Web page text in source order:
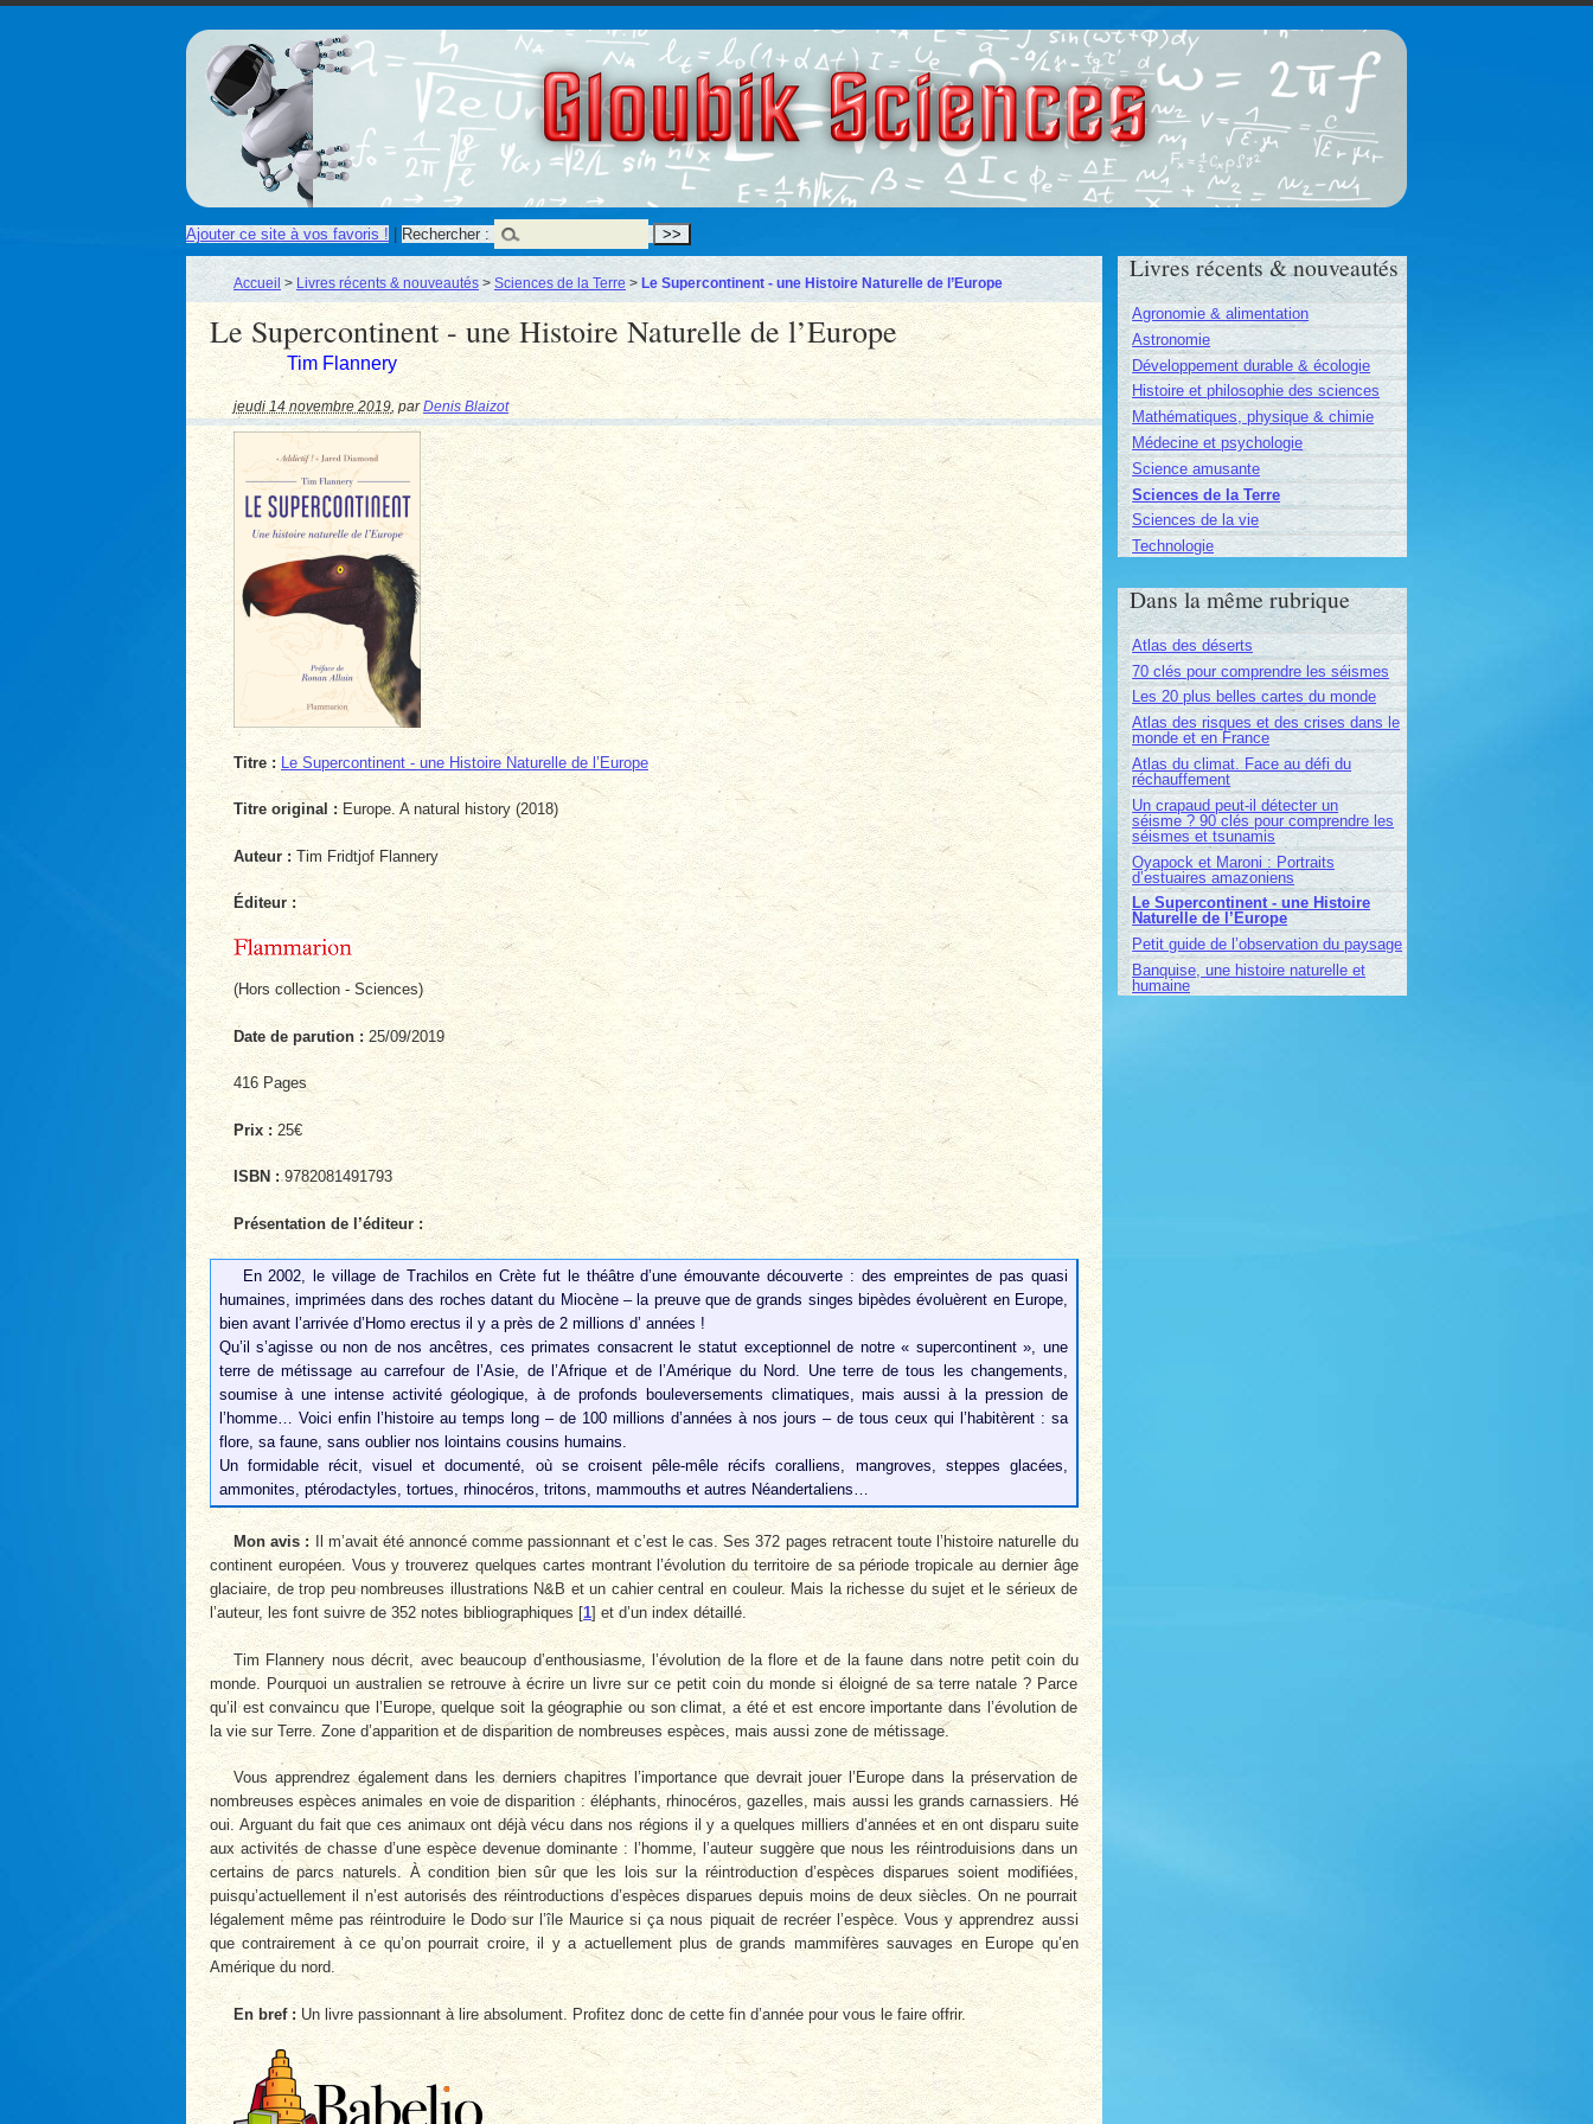
Gloubik Sciences
Ajouter ce site à vos favoris ! | Rechercher :
Accueil > Livres récents & nouveautés > Sciences de la Terre > Le Supercontinent - une Histoire Naturelle de l’Europe
Le Supercontinent - une Histoire Naturelle de l’Europe
Tim Flannery
jeudi 14 novembre 2019 parDenis Blaizot
Titre : Le Supercontinent - une Histoire Naturelle de l’Europe
Titre original :Europe. A natural history (2018)
Auteur : Tim Fridtjof Flannery
Éditeur :
(Hors collection - Sciences)
Date de parution : 25/09/2019
416 Pages
Prix : 25€
ISBN :9782081491793
Présentation de l’éditeur :
En 2002, le village de Trachilos en Crète fut le théâtre d’une émouvante découverte : des empreintes de pas quasi
humaines, imprimées dans des roches datant du Miocène – la preuve que de grands singes bipèdes évoluèrent en Europe,
bien avant l’arrivée d’Homo erectus il y a près de 2 millions d’ années !
Qu’il s’agisse ou non de nos ancêtres, ces primates consacrent le statut exceptionnel de notre « supercontinent », une
terre de métissage au carrefour de l’Asie, de l’Afrique et de l’Amérique du Nord. Une terre de tous les changements,
soumise à une intense activité géologique, à de profonds bouleversements climatiques, mais aussi à la pression de
l’homme… Voici enfin l’histoire au temps long – de 100 millions d’années à nos jours – de tous ceux qui l’habitèrent : sa
flore, sa faune, sans oublier nos lointains cousins humains.
Un formidable récit, visuel et documenté, où se croisent pêle-mêle récifs coralliens, mangroves, steppes glacées,
ammonites, ptérodactyles, tortues, rhinocéros, tritons, mammouths et autres Néandertaliens…
Mon avis :Il m’avait été annoncé comme passionnant et c’est le cas. Ses 372 pages retracent toute l’histoire naturelle du
continent européen. Vous y trouverez quelques cartes montrant l’évolution du territoire de sa période tropicale au dernier âge
glaciaire, de trop peu nombreuses illustrations N&B et un cahier central en couleur. Mais la richesse du sujet et le sérieux de
l’auteur, les font suivre de 352 notes bibliographiques [1]et d’un index détaillé.
Tim Flannery nous décrit, avec beaucoup d’enthousiasme, l’évolution de la flore et de la faune dans notre petit coin du
monde. Pourquoi un australien se retrouve à écrire un livre sur ce petit coin du monde si éloigné de sa terre natale ? Parce
qu’il est convaincu que l’Europe, quelque soit la géographie ou son climat, a été et est encore importante dans l’évolution de
la vie sur Terre. Zone d’apparition et de disparition de nombreuses espèces, mais aussi zone de métissage.
Vous apprendrez également dans les derniers chapitres l’importance que devrait jouer l’Europe dans la préservation de
nombreuses espèces animales en voie de disparition : éléphants, rhinocéros, gazelles, mais aussi les grands carnassiers. Hé
oui. Arguant du fait que ces animaux ont déjà vécu dans nos régions il y a quelques milliers d’années et en ont disparu suite
aux activités de chasse d’une espèce devenue dominante : l’homme, l’auteur suggère que nous les réintroduisions dans un
certains de parcs naturels. À condition bien sûr que les lois sur la réintroduction d’espèces disparues soient modifiées,
puisqu’actuellement il n’est autorisés des réintroductions d’espèces disparues depuis moins de deux siècles. On ne pourrait
légalement même pas réintroduire le Dodo sur l’île Maurice si ça nous piquait de recréer l’espèce. Vous y apprendrez aussi
que contrairement à ce qu’on pourrait croire, il y a actuellement plus de grands mammifères sauvages en Europe qu’en
Amérique du nord.
En bref : Un livre passionnant à lire absolument. Profitez donc de cette fin d’année pour vous le faire offrir.
Livres récents & nouveautés
Agronomie & alimentation
Astronomie
Développement durable & écologie
Histoire et philosophie des sciences
Mathématiques, physique & chimie
Médecine et psychologie
Science amusante
Sciences de la Terre
Sciences de la vie
Technologie
Dans la même rubrique
Atlas des déserts
70 clés pour comprendre les séismes
Les 20 plus belles cartes du monde
Atlas des risques et des crises dans le
monde et en France
Atlas du climat. Face au défi du
réchauffement
Un crapaud peut-il détecter un
séisme ? 90 clés pour comprendre les
séismes et tsunamis
Oyapock et Maroni : Portraits
d’estuaires amazoniens
Le Supercontinent - une Histoire
Naturelle de l’Europe
Petit guide de l’observation du paysage
Banquise, une histoire naturelle et
humaine